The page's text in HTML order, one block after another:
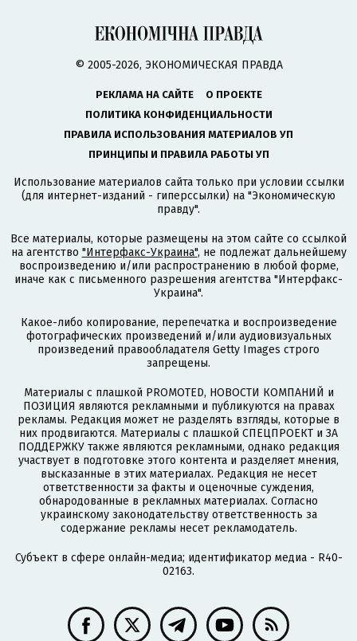
© 2005-2026, ЭКОНОМИЧЕСКАЯ ПРАВДА
РЕКЛАМА НА САЙТЕ
О ПРОЕКТЕ
ПОЛИТИКА КОНФИДЕНЦИАЛЬНОСТИ
ПРАВИЛА ИСПОЛЬЗОВАНИЯ МАТЕРИАЛОВ УП
ПРИНЦИПЫ И ПРАВИЛА РАБОТЫ УП
Использование материалов сайта только при условии ссылки
(для интернет-изданий - гиперссылки) на "Экономическую
правду".
Все материалы, которые размещены на этом сайте со ссылкой
на агентство "Интерфакс-Украина", не подлежат дальнейшему
воспроизведению и/или распространению в любой форме,
иначе как с письменного разрешения агентства "Интерфакс-
Украина".
Какое-либо копирование, перепечатка и воспроизведение
фотографических произведений и/или аудиовизуальных
произведений правообладателя Getty Images строго
запрещены.
Материалы с плашкой PROMOTED, НОВОСТИ КОМПАНИЙ и
ПОЗИЦИЯ являются рекламными и публикуются на правах
рекламы. Редакция может не разделять взгляды, которые в
них продвигаются. Материалы с плашкой СПЕЦПРОЕКТ и ЗА
ПОДДЕРЖКУ также являются рекламными, однако редакция
участвует в подготовке этого контента и разделяет мнения,
высказанные в этих материалах. Редакция не несет
ответственности за факты и оценочные суждения,
обнародованные в рекламных материалах. Согласно
украинскому законодательству ответственность за
содержание рекламы несет рекламодатель.
Субъект в сфере онлайн-медиа; идентификатор медиа - R40-
02163.